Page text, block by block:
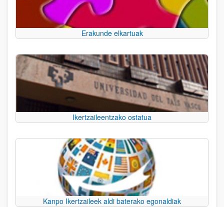
Erakunde elkartuak
Ikertzaileentzako ostatua
Kanpo Ikertzaileek aldi baterako egonaldiak